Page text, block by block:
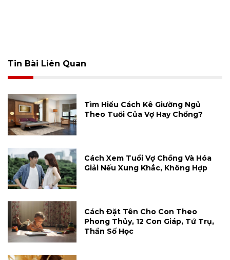
Tin Bài Liên Quan
Tìm Hiểu Cách Kê Giường Ngủ
Theo Tuổi Của Vợ Hay Chồng?
Cách Xem Tuổi Vợ Chồng Và Hóa
Giải Nếu Xung Khắc, Không Hợp
Cách Đặt Tên Cho Con Theo
Phong Thủy, 12 Con Giáp, Tứ Trụ,
Thần Số Học